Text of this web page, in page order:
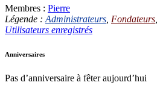
Membres : Pierre
Légende : Administrateurs Fondateurs
Utilisateurs enregistrés
Anniversaires
Pas d’anniversaire à fêter aujourd’hui